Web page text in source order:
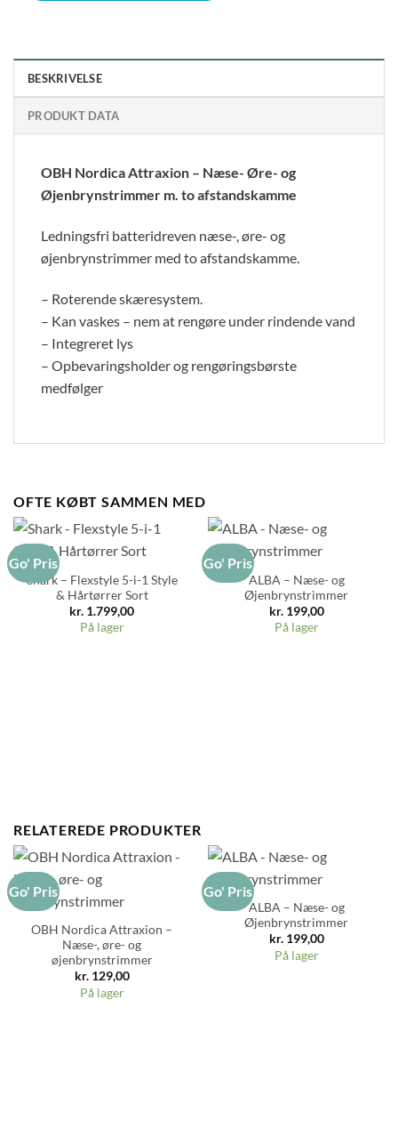
BESKRIVELSE
PRODUKT DATA
OBH Nordica Attraxion – Næse- Øre- og
Øjenbrynstrimmer m. to afstandskamme
Ledningsfri batteridreven næse-, øre- og
øjenbrynstrimmer med to afstandskamme.
– Roterende skæresystem.
– Kan vaskes – nem at rengøre under rindende vand
– Integreret lys
– Opbevaringsholder og rengøringsbørste
medfølger
OFTE KØBT SAMMEN MED
Go' Pris
Shark – Flexstyle 5-i-1 Style
& Hårtørrer Sort
kr. 1.799,00
På lager
Go' Pris
ALBA – Næse- og
Øjenbrynstrimmer
kr.199,00
På lager
RELATEREDE PRODUKTER
Go' Pris
OBH Nordica Attraxion –
Næse-, øre- og
øjenbrynstrimmer
kr.129,00
På lager
Go' Pris
ALBA – Næse- og
Øjenbrynstrimmer
kr.199,00
På lager